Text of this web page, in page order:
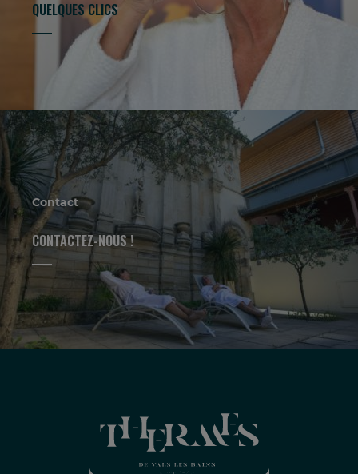
QUELQUES CLICS
Contact
CONTACTEZ-NOUS !